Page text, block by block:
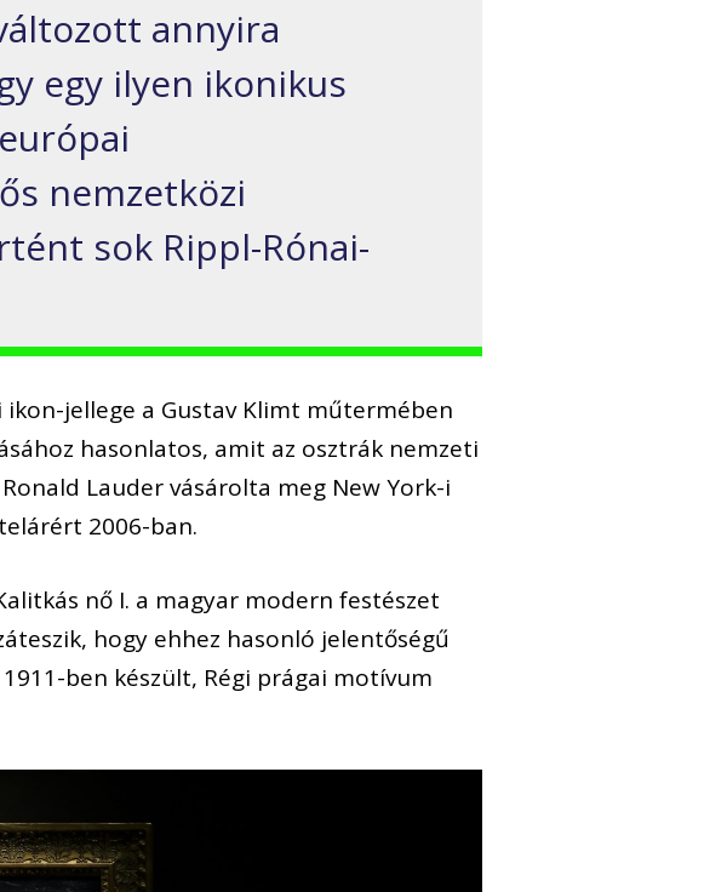
annyira
egy ilyen ikonikus
nemzetközi
sok Rippl-Rónai-
ikon-jellege a Gustav Klimt műtermében
hasonlatos, amit az osztrák nemzeti
Lauder vásárolta meg New York-i
2006-ban.
nő I. a magyar modern festészet
hogy ehhez hasonló jelentőségű
ben készült, Régi prágai motívum